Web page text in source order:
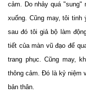
cảm. Do nhảy quá "sung"
xuống. Cũng may, tôi
sau đó tôi giả bộ làm
tiết của màn vũ đạo để
trang phục. Cũng may,
thông cảm. Đó là kỷ niệm
bản thân.